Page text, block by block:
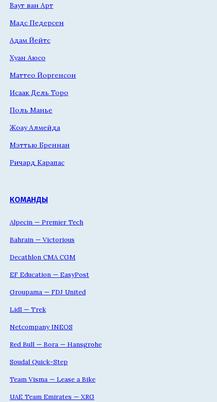
Ваут ван Арт
Мадс Педерсен
Адам Йейтс
Хуан Аюсо
Маттео Йоргенсон
Исаак Дель Торо
Поль Манье
Жоау Алмейда
Мэттью Бреннан
Ричард Карапас
КОМАНДЫ
Alpecin — Premier Tech
Bahrain — Victorious
Decathlon CMA CGM
EF Education — EasyPost
Groupama — FDJ United
Lidl — Trek
Netcompany INEOS
Red Bull — Bora — Hansgrohe
Soudal Quick-Step
Team Visma — Lease a Bike
UAE Team Emirates — XRG